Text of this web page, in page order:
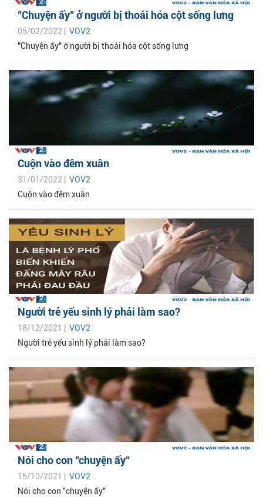
"Chuyện ấy" ở người bị thoái hóa cột sống lưng
05/02/2022 | VOV2
"Chuyện ấy" ở người bị thoái hóa cột sống lưng
Cuộn vào đêm xuân
31/01/2022 | VOV2
Cuộn vào đêm xuân
Người trẻ yếu sinh lý phải làm sao?
18/12/2021 | VOV2
Người trẻ yếu sinh lý phải làm sao?
Nói cho con "chuyện ấy"
15/10/2021 | VOV2
Nói cho con "chuyện ấy"